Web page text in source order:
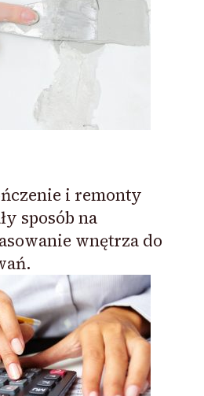
i remonty
sposób na
wnętrza do